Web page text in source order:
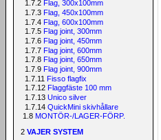
1.7.2 Flag, 300x100mm
1.7.3 Flag, 450x100mm
1.7.4 Flag, 600x100mm
1.7.5 Flag joint, 300mm
1.7.6 Flag joint, 450mm
1.7.7 Flag joint, 600mm
1.7.8 Flag joint, 650mm
1.7.9 Flag joint, 900mm
1.7.11 Fisso flagfix
1.7.12 Flaggfäste 100 mm
1.7.13 Unico silver
1.7.14 QuickMini skivhållare
1.8 MONTÖR-/LAGER-FÖRP.
2 VAJER SYSTEM